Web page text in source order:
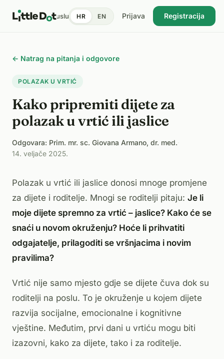
Doktori Pronađi uslugu USKORO CijeneDnevnik zdravljaBlog
HR EN Prijava Registracija
← Natrag na pitanja i odgovore
POLAZAK U VRTIĆ
Kako pripremiti dijete za
polazak u vrtić ili jaslice
Odgovara: Prim. mr. sc. Giovana Armano, dr. med.
14. veljače 2025.
Polazak u vrtić ili jaslice donosi mnoge promjene
za dijete i roditelje. Mnogi se roditelji pitaju: Je li
moje dijete spremno za vrtić – jaslice? Kako će se
snaći u novom okruženju? Hoće li prihvatiti
odgajatelje, prilagoditi se vršnjacima i novim
pravilima?
Vrtić nije samo mjesto gdje se dijete čuva dok su
roditelji na poslu. To je okruženje u kojem dijete
razvija socijalne, emocionalne i kognitivne
vještine. Međutim, prvi dani u vrtiću mogu biti
izazovni, kako za dijete, tako i za roditelje.